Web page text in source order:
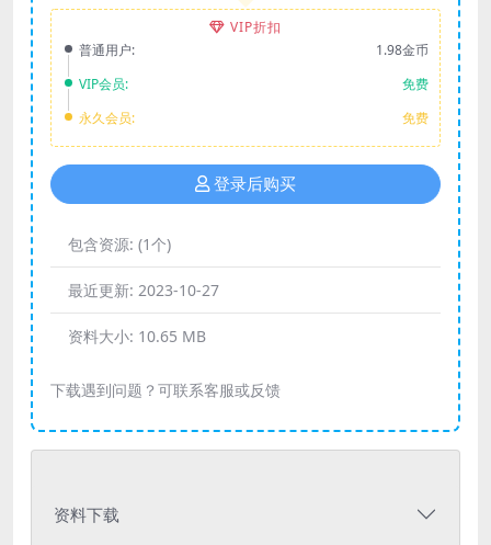
VIP折扣
普通用户:
1.98金币
VIP会员:
免费
永久会员:
免费
登录后购买
包含资源: (1个)
最近更新: 2023-10-27
资料大小: 10.65 MB
下载遇到问题？可联系客服或反馈
资料下载